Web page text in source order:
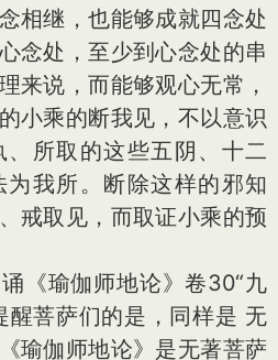
相继，也能够成就四念处
念处，至少到心念处的串
来说，而能够观心无常，
小乘的断我见，不以意识
所取的这些五阴、十二
我所。断除这样的邪知
戒取见，而取证小乘的预
瑜伽师地论》卷30“九
醒菩萨们的是，同样是 无
瑜伽师地论》是无著菩萨